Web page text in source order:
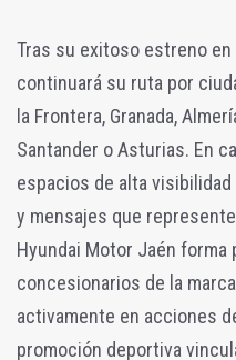
Tras su exitoso estreno en
continuará su ruta por
la Frontera, Granada,
Santander o Asturias. En
espacios de alta
y mensajes que
Hyundai Motor Jaén forma
concesionarios de la
activamente en acciones
promoción deportiva